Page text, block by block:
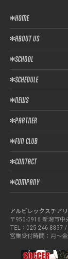
HOME
ABOUT US
SCHOOL
SCHEDULE
NEWS
PARTNER
FUN CLUB
CONTACT
COMPANY
アルビレックスチア
〒950-0916 新潟市中
TEL：025-246-8857
営業受付時間：月～